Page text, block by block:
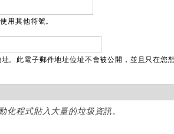
用其他符號。
。此電子郵件地址位址不會被公開，並且只在您
化程式貼入大量的垃圾資訊。